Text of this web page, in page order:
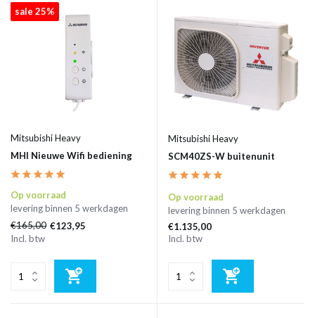
sale 25%
Mitsubishi Heavy
MHI Nieuwe Wifi bediening
Op voorraad
levering binnen 5 werkdagen
€165,00 €123,95
Incl. btw
Mitsubishi Heavy
SCM40ZS-W buitenunit
Op voorraad
levering binnen 5 werkdagen
€1.135,00
Incl. btw